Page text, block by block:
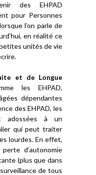
des EHPAD
pour Personnes
l’on parle de
en réalité ce
unités de vie
et de Longue
les EHPAD,
dépendantes
des EHPAD, les
adossées à un
qui peut traiter
lourdes. En effet,
d’autonomie
(plus que dans
de tous